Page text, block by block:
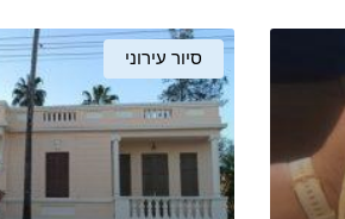
סיור עירוני